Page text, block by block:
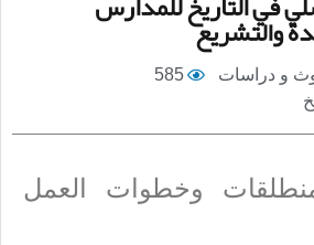
والتشريع
و دراسات
585
وخطوات العمل